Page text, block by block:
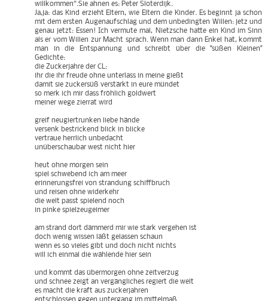
willkommen“.Sie ahnen es: Peter Sloterdijk.
Ja,ja: das Kind erzieht Eltern, wie Eltern die Kinder. Es beginnt ja schon
mit dem ersten Augenaufschlag und dem unbedingten Willen: jetz und
genau jetzt: Essen! Ich vermute mal, Nietzsche hatte ein Kind im Sinn
als er vom Willen zur Macht sprach. Wenn man dann Enkel hat, kommt
man in die Entspannung und schreibt über die "süßen Kleinen"
Gedichte:
die Zuckerjahre der CL:
ihr die ihr freude ohne unterlass in meine gießt
damit sie zuckersüß verstärkt in eure mündet
so merk ich mir dass fröhlich goldwert
meiner wege zierrat wird
greif neugiertrunken liebe hände
versenk bestrickend blick in blicke
vertraue herrlich unbedacht
unüberschaubar west nicht hier
heut ohne morgen sein
spiel schwebend ich am meer
erinnerungsfrei von strandung schiffbruch
und reisen ohne widerkehr
die welt passt spielend noch
in pinke spielzeugeimer
am strand dort dämmerd mir wie stark vergehen ist
doch wenig wissen läßt gelassen schaun
wenn es so vieles gibt und doch nicht nichts
will ich einmal die wählende hier sein
und kommt das übermorgen ohne zeitverzug
und schnee zeigt an vergängliches regiert die welt
es macht die kraft aus zuckerjahren